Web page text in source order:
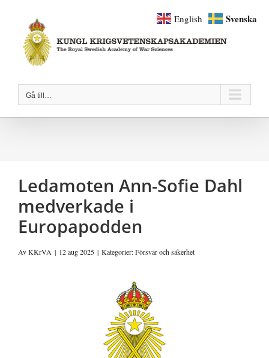
innehållet
Gå till…
Ledamoten Ann-Sofie Dahl
medverkade i
Europapodden
AvKKrVA | 12 aug 2025 | Kategorier:Försvar och säkerhet
English Svenska